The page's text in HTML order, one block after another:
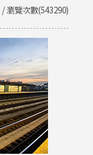
瀏覽次數(543290)